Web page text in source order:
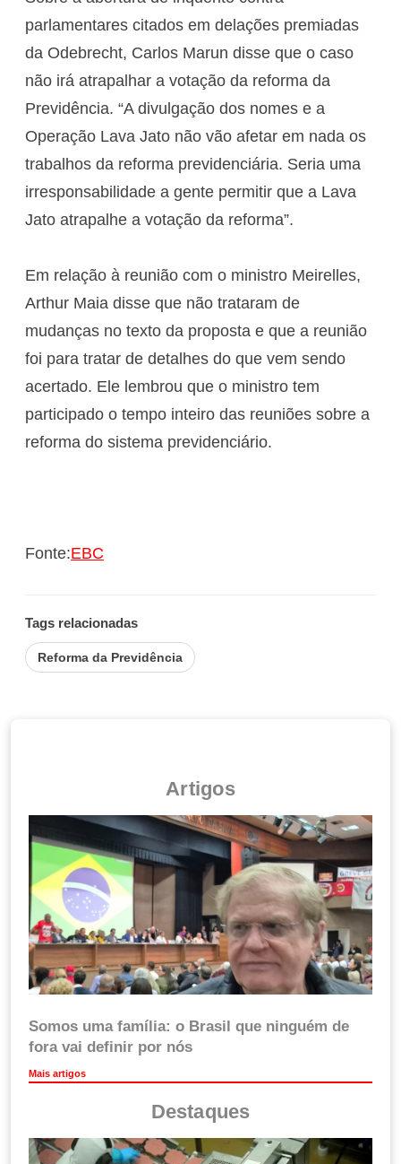
parlamentares citados em delações premiadas
da Odebrecht, Carlos Marun disse que o caso
não irá atrapalhar a votação da reforma da
Previdência. “A divulgação dos nomes e a
Operação Lava Jato não vão afetar em nada os
trabalhos da reforma previdenciária. Seria uma
irresponsabilidade a gente permitir que a Lava
Jato atrapalhe a votação da reforma”.
Em relação à reunião com o ministro Meirelles,
Arthur Maia disse que não trataram de
mudanças no texto da proposta e que a reunião
foi para tratar de detalhes do que vem sendo
acertado. Ele lembrou que o ministro tem
participado o tempo inteiro das reuniões sobre a
reforma do sistema previdenciário.
Fonte:EBC
Tags relacionadas
Reforma da Previdência
Artigos
Somos uma família: o Brasil que ninguém de
fora vai definir por nós
Mais artigos
Destaques